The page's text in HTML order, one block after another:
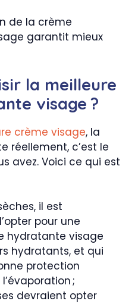
de la crème
garantit mieux
la meilleure
visage ?
crème visage, la
réellement, c’est le
avez. Voici ce qui est
il est
pour une
hydratante visage
hydratants, et qui
protection
;
devraient opter